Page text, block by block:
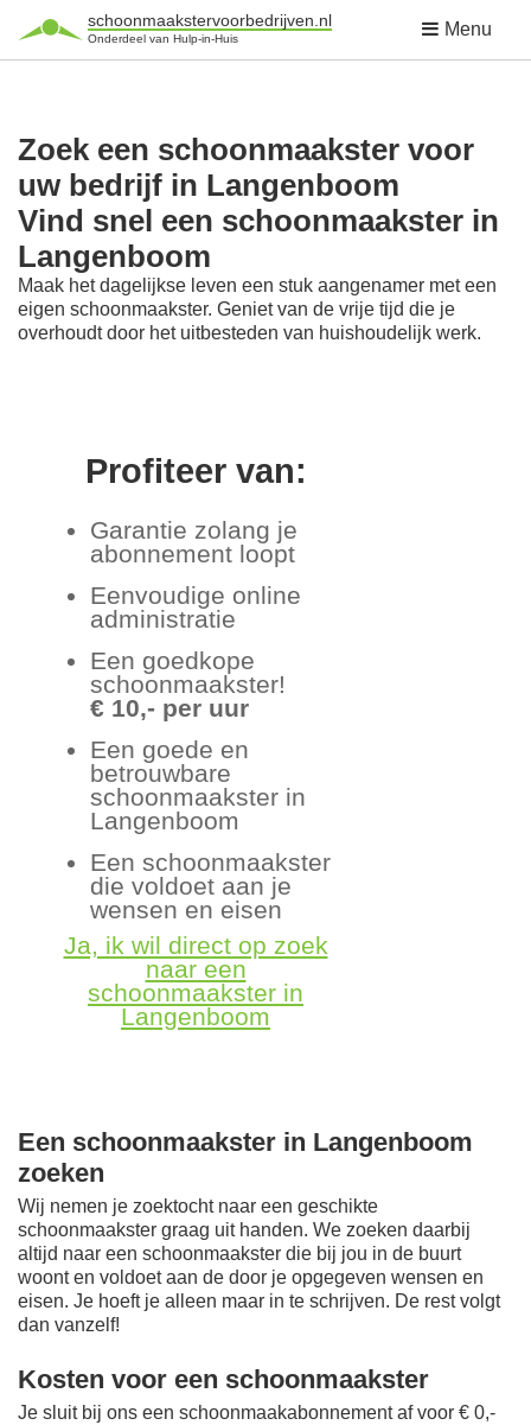
schoonmaakstervoorbedrijven.nl
Onderdeel van Hulp-in-Huis Menu
Zoek een schoonmaakster voor
uw bedrijf in Langenboom
Vind snel een schoonmaakster in
Langenboom
Maak het dagelijkse leven een stuk aangenamer met een
eigen schoonmaakster. Geniet van de vrije tijd die je
overhoudt door het uitbesteden van huishoudelijk werk.
Profiteer van:
Garantie zolang je
abonnement loopt
Eenvoudige online
administratie
Een goedkope
schoonmaakster!
€ 10,- per uur
Een goede en
betrouwbare
schoonmaakster in
Langenboom
Een schoonmaakster
die voldoet aan je
wensen en eisen
Ja, ik wil direct op zoek
naar een
schoonmaakster in
Langenboom
Een schoonmaakster in Langenboom
zoeken
Wij nemen je zoektocht naar een geschikte
schoonmaakster graag uit handen. We zoeken daarbij
altijd naar een schoonmaakster die bij jou in de buurt
woont en voldoet aan de door je opgegeven wensen en
eisen. Je hoeft je alleen maar in te schrijven. De rest volgt
dan vanzelf!
Kosten voor een schoonmaakster
Je sluit bij ons een schoonmaakabonnement af voor € 0,-